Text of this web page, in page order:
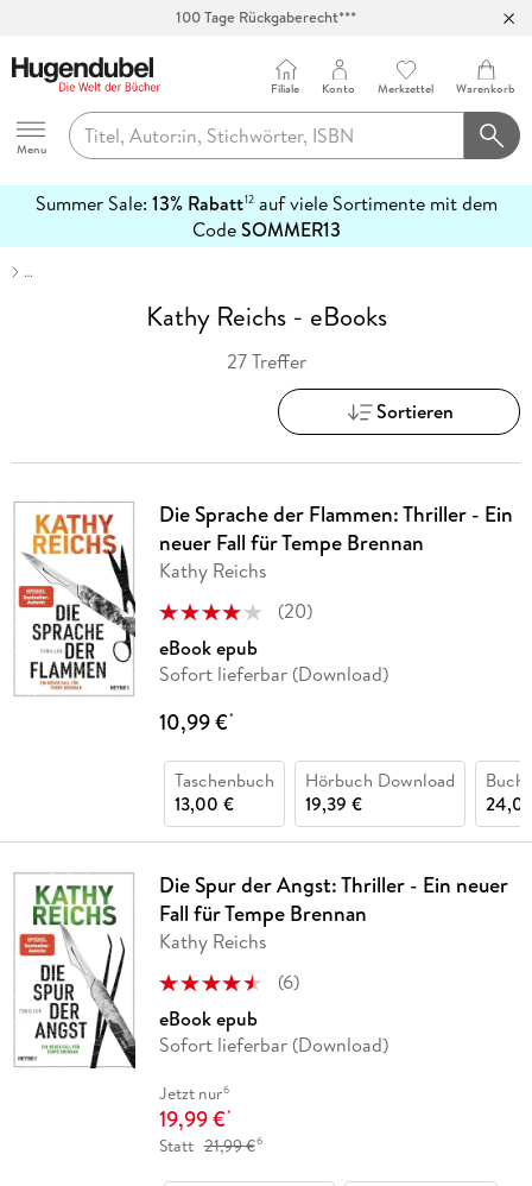
Abholung in über 100 Filialen
Hugendubel
Menu
Filiale Konto Merkzettel Warenkorb
Summer Sale: 13% Rabatt12auf viele Sortimente mit dem
CodeSOMMER13
erfahren
…
Kathy Reichs - eBooks
27 Treffer
Sortieren
Die Sprache der Flammen: Thriller - Ein
neuer Fall für Tempe Brennan
Kathy Reichs
(20)
eBook epub
Sofort lieferbar (Download)
10,99 €*
Taschenbuch
13,00 €
Hörbuch Download
19,39 €
Buch
Die Spur der Angst: Thriller - Ein neuer
Fall für Tempe Brennan
Kathy Reichs
(6)
eBook epub
Sofort lieferbar (Download)
Jetzt nur6
19,99 €*
Statt 21,99 €6